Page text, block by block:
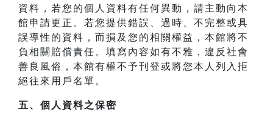
資料，若您的個人資料有任何異動，請主動向本
館申請更正。若您提供錯誤、過時、不完整或具
誤導性的資料，而損及您的相關權益，本館將不
負相關賠償責任。填寫內容如有不雅，違反社會
善良風俗，本館有權不予刊登或將您本人列入拒
絕往來用戶名單。
五、個人資料之保密